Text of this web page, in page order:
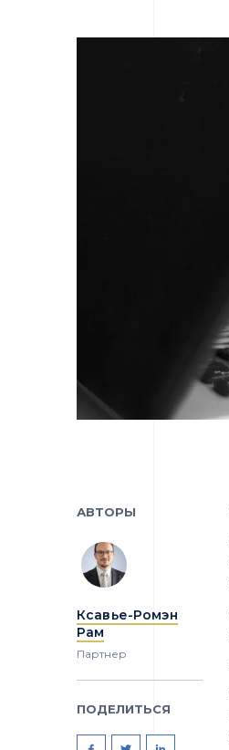
АВТОРЫ
Ксавье-Ромэн
Рам
Партнер
ПОДЕЛИТЬСЯ